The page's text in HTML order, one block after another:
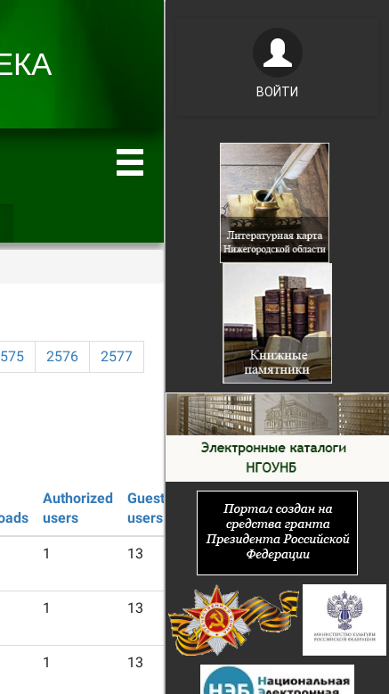
вкладка)
2576
2577
Authorized
users
Guest
users
1 13
1 13
1 13
ВОЙТИ